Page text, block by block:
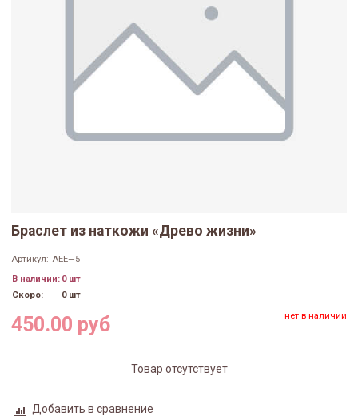
Браслет из наткожи «Древо жизни»
Артикул: АЕЕ—5
В наличии: 0 шт
Скоро:
0 шт
450.00 руб нет в наличии
Товар отсутствует
Добавить в сравнение